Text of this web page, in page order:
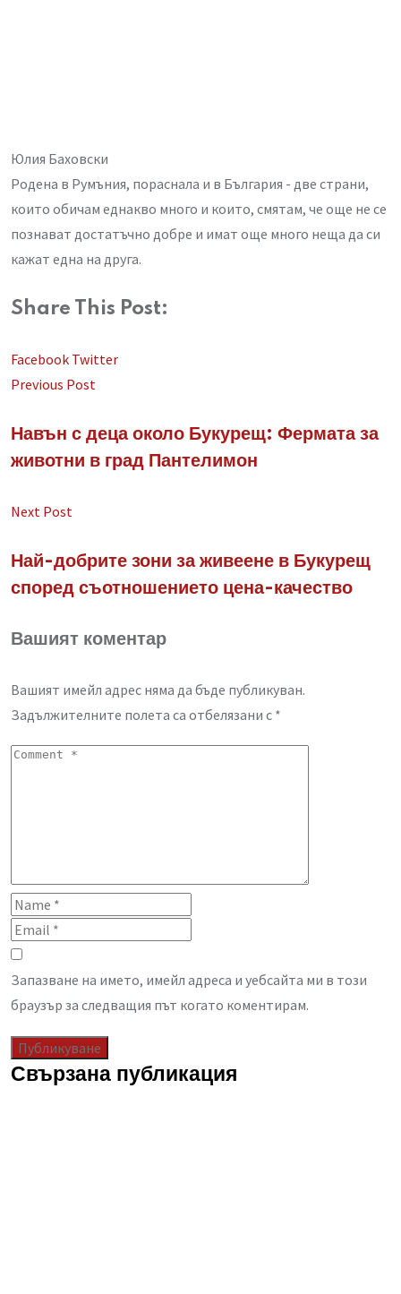
Юлия Баховски
Родена в Румъния, пораснала и в България - две страни,
които обичам еднакво много и които, смятам, че още не се
познават достатъчно добре и имат още много неща да си
кажат една на друга.
Share This Post:
Facebook TwitterLinkedIn
Whatsapp
Share
Previous Post
Навън с деца около Букурещ: Фермата за
животни в град Пантелимон
Next Post
Най-добрите зони за живеене в Букурещ
според съотношението цена-качество
Вашият коментар
Вашият имейл адрес няма да бъде публикуван.
Задължителните полета са отбелязани с *
Запазване на името, имейл адреса и уебсайта ми в този
браузър за следващия път когато коментирам.
Свързана публикация